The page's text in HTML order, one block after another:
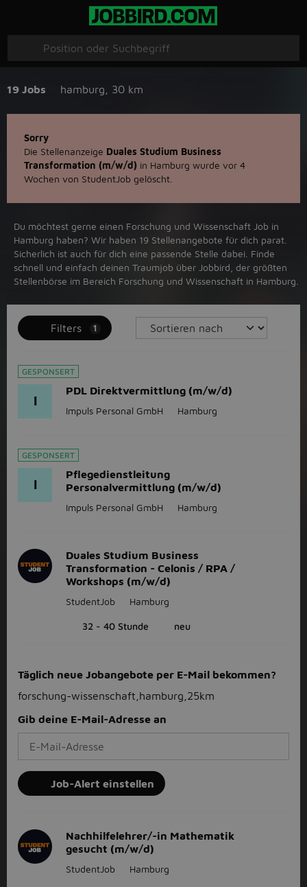
19 Jobs hamburg 30 km
Sorry
Die Stellenanzeige Duales Studium Business
Transformation (m/w/d) in Hamburg wurde vor 4
Wochen von StudentJob gelöscht.
Du möchtest gerne einen Forschung und Wissenschaft Job in
‪Hamburg‬ haben? Wir haben ‪19‬ Stellenangebote für dich parat.
Sicherlich ist auch für dich eine passende Stelle dabei. Finde
schnell und einfach deinen Traumjob über ‪Jobbird‬, der größten
Stellenbörse im Bereich Forschung und Wissenschaft in ‪Hamburg‬.
Filters 1
GESPONSERT
I
PDL Direktvermittlung (m/w/d)
Impuls Personal GmbH Hamburg
GESPONSERT
I
Pflegedienstleitung
Personalvermittlung (m/w/d)
Impuls Personal GmbH Hamburg
Duales Studium Business
Transformation - Celonis / RPA /
Workshops (m/w/d)
StudentJob Hamburg
32 - 40 Stunde neu
Täglich neue Jobangebote per E-Mail bekommen?
forschung-wissenschaft,hamburg,25km
Gib deine E-Mail-Adresse an
Job-Alert einstellen
Nachhilfelehrer/-in Mathematik
gesucht (m/w/d)
StudentJob Hamburg